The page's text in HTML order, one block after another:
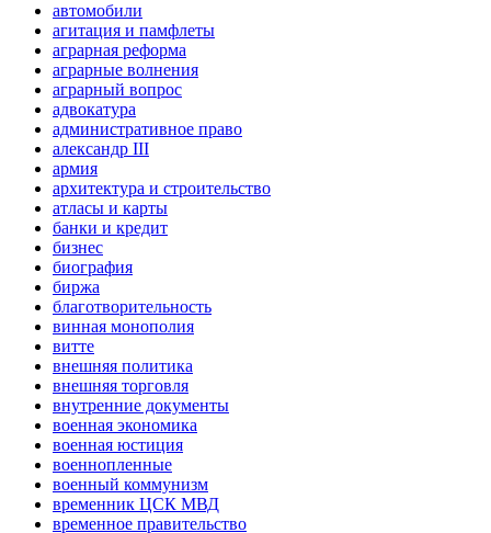
автомобили
агитация и памфлеты
аграрная реформа
аграрные волнения
аграрный вопрос
адвокатура
административное право
александр III
армия
архитектура и строительство
атласы и карты
банки и кредит
бизнес
биография
биржа
благотворительность
винная монополия
витте
внешняя политика
внешняя торговля
внутренние документы
военная экономика
военная юстиция
военнопленные
военный коммунизм
временник ЦСК МВД
временное правительство